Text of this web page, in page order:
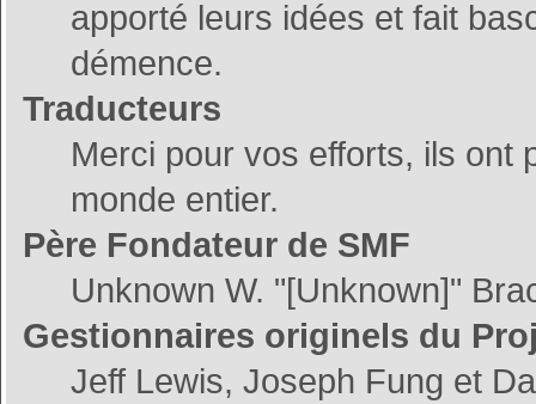
apporté leurs idées et fait
démence.
Traducteurs
Merci pour vos efforts, ils ont
monde entier.
Père Fondateur de SMF
Unknown W. "[Unknown]"
Gestionnaires originels du
Jeff Lewis, Joseph Fung et